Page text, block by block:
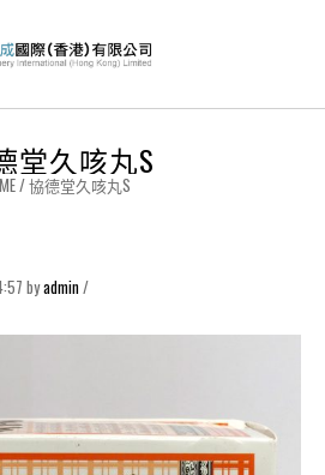
堂久咳丸S
/協德堂久咳丸S
byadmin/